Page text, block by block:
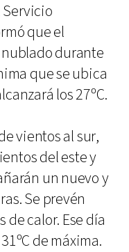
Servicio
que el
durante
que se ubica
los 27ºC.
vientos al sur,
del este y
un nuevo y
Se prevén
de calor. Ese día
de máxima.